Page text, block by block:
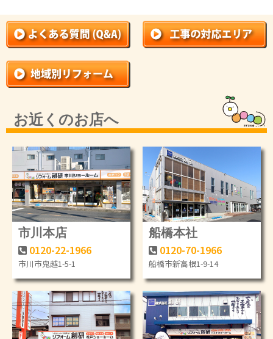
お近くのお店へ
市川本店
0120-22-1966
市川市鬼越1-5-1
船橋本社
0120-70-1966
船橋市新高根1-9-14